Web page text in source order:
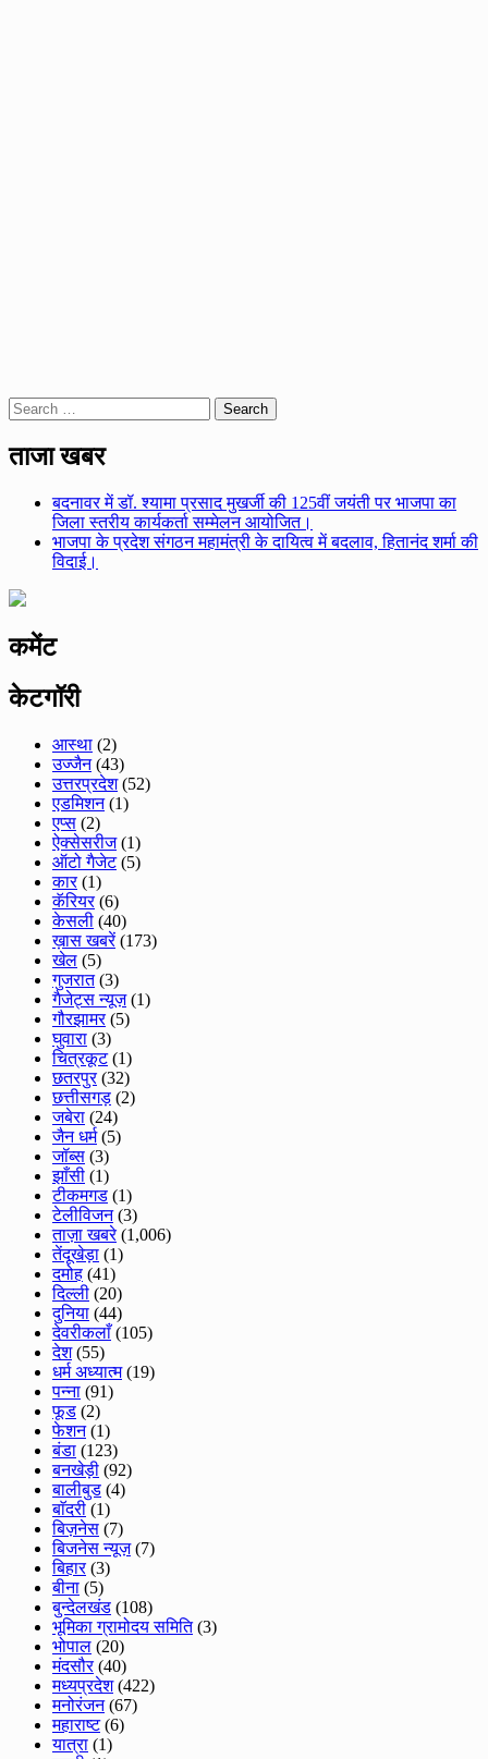
Search
for:
ताजा खबर
बदनावर में डॉ. श्यामा प्रसाद मुखर्जी की 125वीं जयंती पर भाजपा का
जिला स्तरीय कार्यकर्ता सम्मेलन आयोजित।
भाजपा के प्रदेश संगठन महामंत्री के दायित्व में बदलाव, हितानंद शर्मा की
विदाई।
कमेंट
केटगॉरी
आस्था (2)
उज्जैन(43)
उत्तरप्रदेश(52)
एडमिशन(1)
एप्स (2)
ऐक्सेसरीज(1)
ऑटो गैजेट(5)
कार(1)
कॅरियर(6)
केसली (40)
ख़ास खबरें(173)
खेल (5)
गुजरात(3)
गैजेट्स न्यूज़(1)
गौरझामर(5)
घुवारा (3)
चित्रकूट(1)
छतरपुर(32)
छत्तीसगड़ (2)
जबेरा (24)
जैन धर्म(5)
जॉब्स (3)
झाँसी (1)
टीकमगड (1)
टेलीविजन(3)
ताज़ा खबरे(1,006)
तेंदूखेड़ा (1)
दमोह (41)
दिल्ली (20)
दुनिया (44)
देवरीकलाँ(105)
देश(55)
धर्म अध्यात्म(19)
पन्ना (91)
फूड (2)
फेशन(1)
बंडा (123)
बनखेड़ी (92)
बालीबुड (4)
बाॅदरी (1)
बिज़नेस (7)
बिजनेस न्यूज़(7)
बिहार(3)
बीना (5)
बुन्देलखंड (108)
भूमिका ग्रामोदय समिति(3)
भोपाल (20)
मंदसौर(40)
मध्यप्रदेश(422)
मनोरंजन(67)
महाराष्ट(6)
यात्रा (1)